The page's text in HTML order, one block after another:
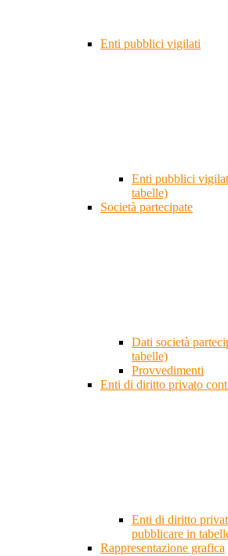
Enti pubblici vigilati
Enti pubblici
tabelle)
Società partecipate
Dati società
tabelle)
Provvedimenti
Enti di diritto privato
Enti di diritto
pubblicare in
Rappresentazione grafica